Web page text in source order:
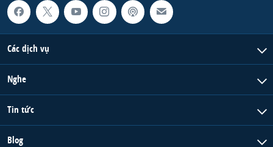
Các dịch vụ
Nghe
Tin tức
Blog